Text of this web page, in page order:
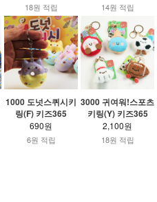
18원 적립 14원 적립
1000 도넛스퀴시키
링(F) 키즈365
690원
6원 적립
3000 귀여워!스포츠
키링(Y) 키즈365
2,100원
18원 적립